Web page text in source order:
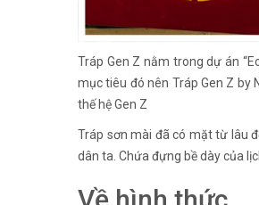
Tráp Gen Z nằm trong dự án
mục tiêu đó nên Tráp Gen Z by
thế hệ Gen Z
Tráp sơn mài đã có mặt từ lâu
dân ta. Chứa đựng bề dày của